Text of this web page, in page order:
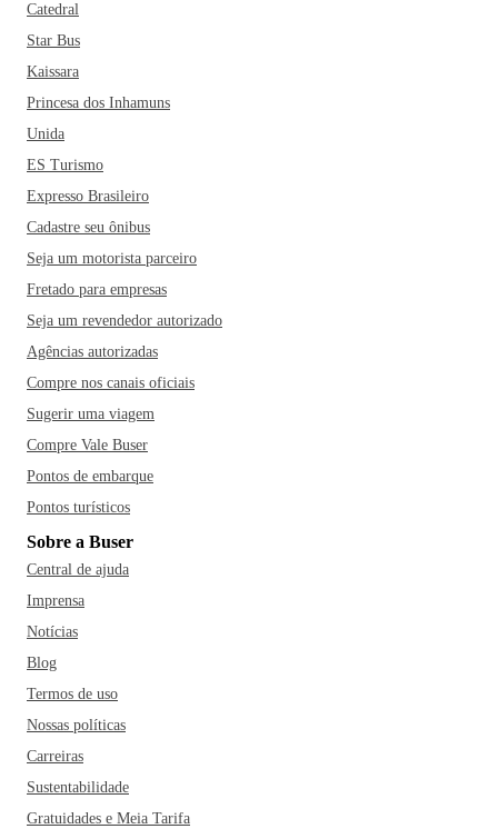
Catedral
Star Bus
Kaissara
Princesa dos Inhamuns
Unida
ES Turismo
Expresso Brasileiro
Cadastre seu ônibus
Seja um motorista parceiro
Fretado para empresas
Seja um revendedor autorizado
Agências autorizadas
Compre nos canais oficiais
Sugerir uma viagem
Compre Vale Buser
Pontos de embarque
Pontos turísticos
Sobre a Buser
Central de ajuda
Imprensa
Notícias
Blog
Termos de uso
Nossas políticas
Carreiras
Sustentabilidade
Gratuidades e Meia Tarifa